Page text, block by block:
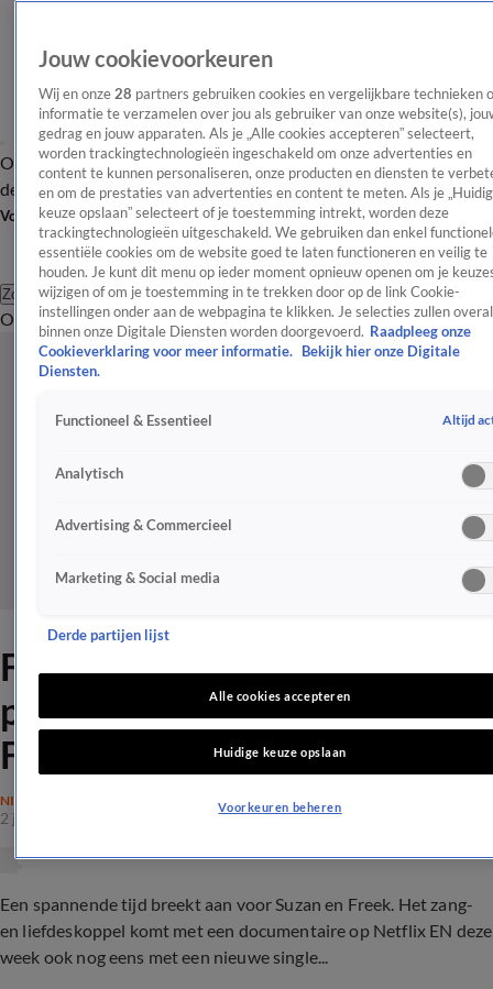
OverzichtAfleveringen Entertainment TV Algemeen
Tip
de redactieNieuwsbrief
Volg Shownieuws
Zoeken
OverzichtEntertainmentSpraakmakendRealityCrimeVideo's
Fans door het dolle na
prachtig nieuws Suzan en
Freek
NIEUWS
2 jan 2023, 18:47
Een spannende tijd breekt aan voor Suzan en Freek. Het zang-
en liefdeskoppel komt met een documentaire op Netflix EN deze
week ook nog eens met een nieuwe single...
Jouw cookievoorkeuren
Wij en onze 28 partners gebruiken cookies en vergelijkbare technieken
informatie te verzamelen over jou als gebruiker van onze website(s),
gedrag en jouw apparaten. Als je „Alle cookies accepteren” selecteert,
worden trackingtechnologieën ingeschakeld om onze advertenties en
content te kunnen personaliseren, onze producten en diensten te
en om de prestaties van advertenties en content te meten. Als je
keuze opslaan” selecteert of je toestemming intrekt, worden deze
trackingtechnologieën uitgeschakeld. We gebruiken dan enkel
essentiële cookies om de website goed te laten functioneren en veilig te
houden. Je kunt dit menu op ieder moment opnieuw openen om je
wijzigen of om je toestemming in te trekken door op de link Cookie-
instellingen onder aan de webpagina te klikken. Je selecties zullen overal
binnen onze Digitale Diensten worden doorgevoerd. Raadpleeg onze
Cookieverklaring voor meer informatie.
Bekijk hier onze Digitale
Diensten.
Functioneel & Essentieel Altijd
Analytisch
Advertising & Commercieel
Marketing & Social media
Derde partijen lijst
Alle cookies accepteren
Huidige keuze opslaan
Voorkeuren beheren